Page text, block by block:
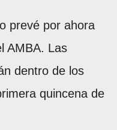
prevé por ahora
AMBA. Las
dentro de los
quincena de